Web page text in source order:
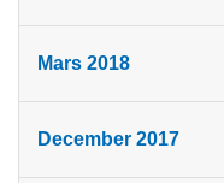
Mars 2018
December 2017